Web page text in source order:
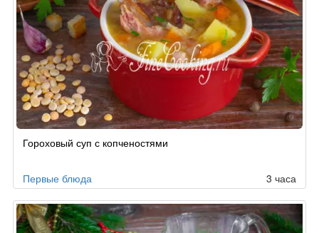
поГороховый суп с копченостями
Первые блюда 3 часа